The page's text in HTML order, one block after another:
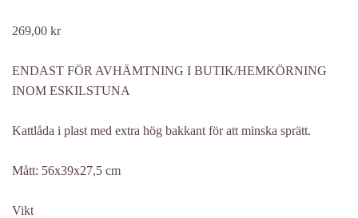
269,00 kr
ENDAST FÖR AVHÄMTNING I BUTIK/HEMKÖRNING
INOM ESKILSTUNA
Kattlåda i plast med extra hög bakkant för att minska sprätt.
Mått: 56x39x27,5 cm
Vikt